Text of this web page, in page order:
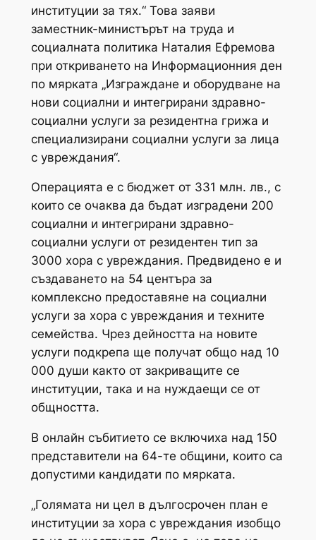
институции за тях.“ Това заяви
заместник-министърът на труда и
социалната политика Наталия Ефремова
при откриването на Информационния ден
по мярката „Изграждане и оборудване на
нови социални и интегрирани здравно-
социални услуги за резидентна грижа и
специализирани социални услуги за лица
с увреждания“.
Операцията е с бюджет от 331 млн. лв., с
които се очаква да бъдат изградени 200
социални и интегрирани здравно-
социални услуги от резидентен тип за
3000 хора с увреждания. Предвидено е и
създаването на 54 центъра за
комплексно предоставяне на социални
услуги за хора с увреждания и техните
семейства. Чрез дейността на новите
услуги подкрепа ще получат общо над 10
000 души както от закриващите се
институции, така и на нуждаещи се от
общността.
В онлайн събитието се включиха над 150
представители на 64-те общини, които са
допустими кандидати по мярката.
„Голямата ни цел в дългосрочен план е
институции за хора с увреждания изобщо